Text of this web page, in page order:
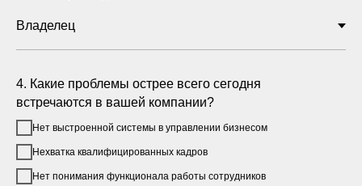
4. Какие проблемы острее всего сегодня
встречаются в вашей компании?
Нет выстроенной системы в управлении бизнесом
Нехватка квалифицированных кадров
Нет понимания функционала работы сотрудников